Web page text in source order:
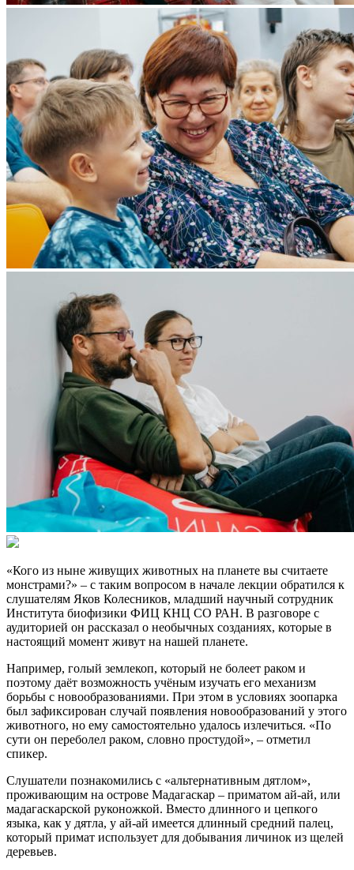
«Кого из ныне живущих животных на планете вы считаете
монстрами?» – с таким вопросом в начале лекции обратился к
слушателям Яков Колесников, младший научный сотрудник
Института биофизики ФИЦ КНЦ СО РАН. В разговоре с
аудиторией он рассказал о необычных созданиях, которые в
настоящий момент живут на нашей планете.
Например, голый землекоп, который не болеет раком и
поэтому даёт возможность учёным изучать его механизм
борьбы с новообразованиями. При этом в условиях зоопарка
был зафиксирован случай появления новообразований у этого
животного, но ему самостоятельно удалось излечиться. «По
сути он переболел раком, словно простудой», – отметил
спикер.
Слушатели познакомились с «альтернативным дятлом»,
проживающим на острове Мадагаскар – приматом ай-ай, или
мадагаскарской руконожкой. Вместо длинного и цепкого
языка, как у дятла, у ай-ай имеется длинный средний палец,
который примат использует для добывания личинок из щелей
деревьев.